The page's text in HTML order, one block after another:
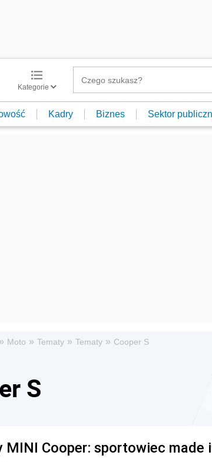
Kategorie
Kadry Biznes Sektor
» Moto » Tematy » Tematy » Cooper S
S
MINI Cooper: sportowiec made